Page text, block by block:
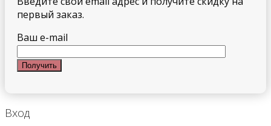
первый заказ.
Ваш e-mail
Вход